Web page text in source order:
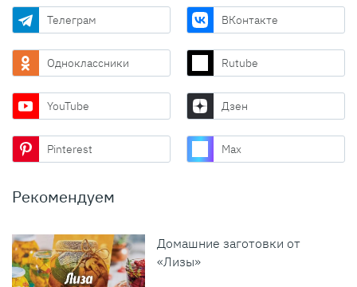
Телеграм ВКонтакте
Одноклассники Rutube
YouTube Дзен
Pinterest Max
Рекомендуем
Домашние заготовки от
«Лизы»